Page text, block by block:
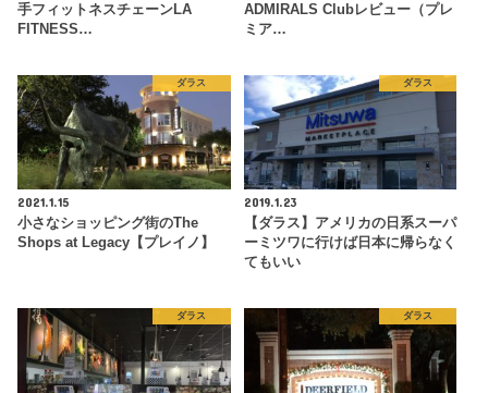
手フィットネスチェーンLA
FITNESS…
ADMIRALS Clubレビュー（プレ
ミア…
ダラス
2021.1.15
小さなショッピング街のThe
Shops at Legacy【プレイノ】
ダラス
2019.1.23
【ダラス】アメリカの日系スーパ
ーミツワに行けば日本に帰らなく
てもいい
ダラス ダラス